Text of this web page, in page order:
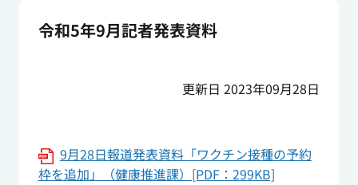
令和5年9月記者発表資料
更新日 2023年09月28日
9月28日報道発表資料「ワクチン接種の予約
枠を追加」（健康推進課）[PDF：299KB]